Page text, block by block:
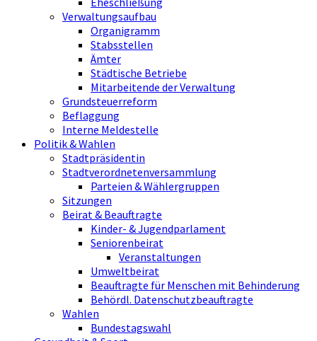
Verwaltungsaufbau
Organigramm
Stabsstellen
Ämter
Städtische Betriebe
Mitarbeitende der Verwaltung
Grundsteuerreform
Beflaggung
Interne Meldestelle
Politik & Wahlen
Stadtpräsidentin
Stadtverordnetenversammlung
Parteien & Wählergruppen
Sitzungen
Beirat & Beauftragte
Kinder- & Jugendparlament
Seniorenbeirat
Veranstaltungen
Umweltbeirat
Beauftragte für Menschen mit Behinderung
Behördl. Datenschutzbeauftragte
Wahlen
Bundestagswahl